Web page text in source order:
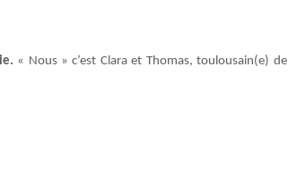
« Nous » c’est Clara et Thomas, toulousain(e) de